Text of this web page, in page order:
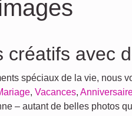
avec
spéciaux de la vie, nous
, Vacances,
– autant de belles photos